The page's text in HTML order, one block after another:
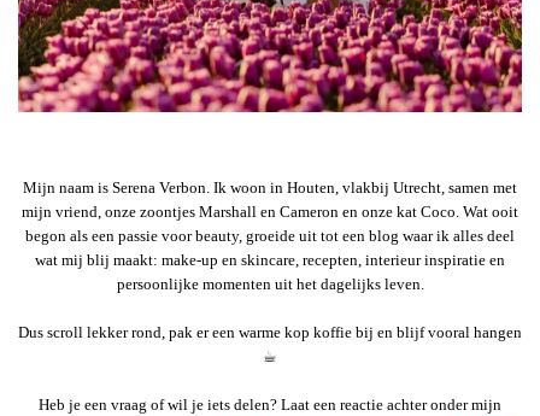
Mijn naam is Serena Verbon. Ik woon in Houten, vlakbij Utrecht, samen met
mijn vriend, onze zoontjes Marshall en Cameron en onze kat Coco. Wat ooit
begon als een passie voor beauty, groeide uit tot een blog waar ik alles deel
wat mij blij maakt: make-up en skincare, recepten, interieur inspiratie en
persoonlijke momenten uit het dagelijks leven.
Dus scroll lekker rond, pak er een warme kop koffie bij en blijf vooral hangen
☕︎
Heb je een vraag of wil je iets delen? Laat een reactie achter onder mijn